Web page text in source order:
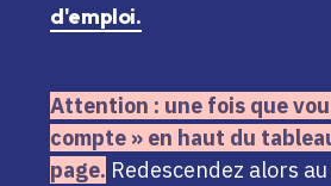
d'emploi.
Attention : une fois que
compte » en haut du
page. Redescendez alors